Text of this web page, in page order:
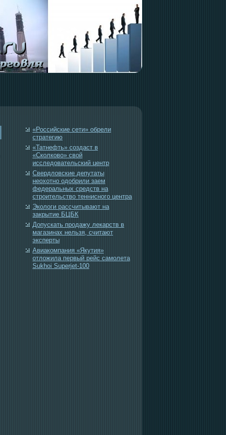
«Российские сети» обрели
стратегию
«Татнефть» создаст в
«Сколково» свой
исследовательский центр
Свердловские депутаты
неохотно одобрили заем
федеральных средств на
строительство теннисного центра
Экологи рассчитывают на
закрытие БЦБК
Допускать продажу лекарств в
магазинах нельзя, считают
эксперты
Авиакомпания «Якутия»
отложила первый рейс самолета
Sukhoi Superjet-100